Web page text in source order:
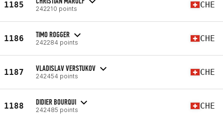
1185 242210 points CHE
1186 TIMO ROGGER
242284 points CHE
1187 VLADISLAV VERSTUKOV
242454 points CHE
1188 DIDIER BOURQUI
242485 points CHE